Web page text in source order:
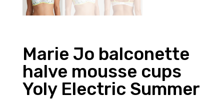
Marie Jo balconette
halve mousse cups
Yoly Electric Summer